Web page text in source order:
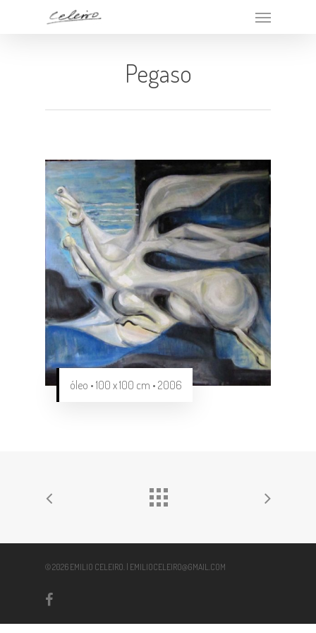
Pegaso
óleo • 100 x 100 cm • 2006
© 2026 EMILIO CELEIRO. | EMILIOCELEIRO@GMAIL.COM